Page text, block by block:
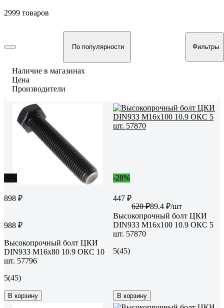
2999 товаров
По популярности Фильтры
Наличие в магазинах
Цена
Производители
898 ₽
988 ₽
Высокопрочный болт ЦКИ
DIN933 М16х80 10.9 ОКС 10
шт. 57796
5(45)
В корзину
-28%
447 ₽
620 ₽89.4 ₽/шт
Высокопрочный болт ЦКИ
DIN933 М16х100 10.9 ОКС 5
шт. 57870
5(45)
В корзину